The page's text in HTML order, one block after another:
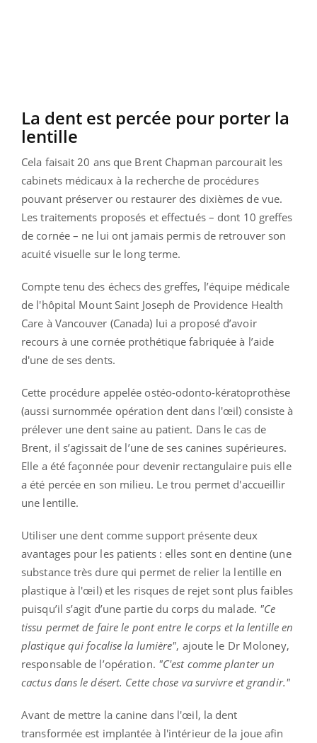
La dent est percée pour porter la
lentille
Cela faisait 20 ans que Brent Chapman parcourait les
cabinets médicaux à la recherche de procédures
pouvant préserver ou restaurer des dixièmes de vue.
Les traitements proposés et effectués – dont 10 greffes
de cornée – ne lui ont jamais permis de retrouver son
acuité visuelle sur le long terme.
Compte tenu des échecs des greffes, l’équipe médicale
de l'hôpital Mount Saint Joseph de Providence Health
Care à Vancouver (Canada) lui a proposé d’avoir
recours à une cornée prothétique fabriquée à l’aide
d'une de ses dents.
Cette procédure appelée ostéo-odonto-kératoprothèse
(aussi surnommée opération dent dans l'œil) consiste à
prélever une dent saine au patient. Dans le cas de
Brent, il s’agissait de l’une de ses canines supérieures.
Elle a été façonnée pour devenir rectangulaire puis elle
a été percée en son milieu. Le trou permet d'accueillir
une lentille.
Utiliser une dent comme support présente deux
avantages pour les patients : elles sont en dentine (une
substance très dure qui permet de relier la lentille en
plastique à l'œil) et les risques de rejet sont plus faibles
puisqu’il s’agit d’une partie du corps du malade. "Ce
tissu permet de faire le pont entre le corps et la lentille en
plastique qui focalise la lumière", ajoute le Dr Moloney,
responsable de l’opération. "C'est comme planter un
cactus dans le désert. Cette chose va survivre et grandir."
Avant de mettre la canine dans l'œil, la dent
transformée est implantée à l'intérieur de la joue afin